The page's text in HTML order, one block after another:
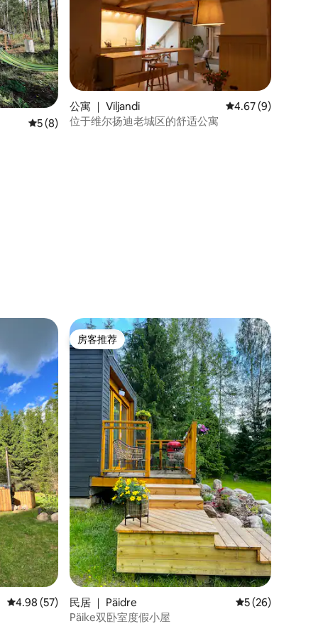
平均评分 5 分（满分 5 分），共 8 条评价
5 (8)
公寓 ｜ Viljandi 平均评分 4.67 分（
4.67 (9)
位于维尔扬迪老城区的舒适公寓
平均评分 4.98 分（满分 5 分），共 57 条评价
4.98 (57)
房客推荐
房客推荐
民居 ｜ Päidre 平均评分 5 分（满
5 (26)
Päike双卧室度假小屋